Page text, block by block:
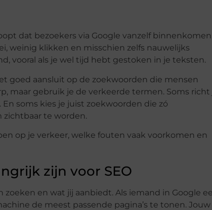
dat bezoekers via Google vanzelf
weinig klikken en misschien zelfs nauwelijks
vooral als je wel tijd hebt gestoken in je teksten.
goed aansluit op de zoekwoorden die mensen
maar gebruik je de verkeerde termen. Soms richt
soms kies je juist zoekwoorden die zó
zichtbaar te worden.
op je verkeer, welke fouten vaak voorkomen en
zijn voor SEO
en wat jij aanbiedt. Als iemand in Google
de meest passende pagina’s te tonen. Jouw